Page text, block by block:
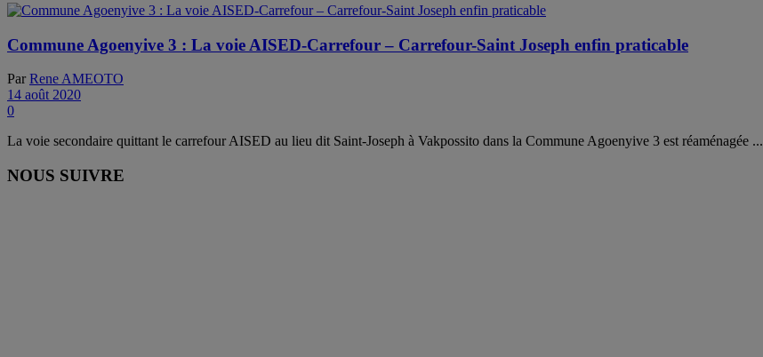
Commune Agoenyive 3 : La voie AISED-Carrefour – Carrefour-Saint Joseph enfin praticable
Par Rene AMEOTO
14 août 2020
0
La voie secondaire quittant le carrefour AISED au lieu dit Saint-Joseph à Vakpossito dans la Commune Agoenyive 3 est réaménagée ...
NOUS SUIVRE